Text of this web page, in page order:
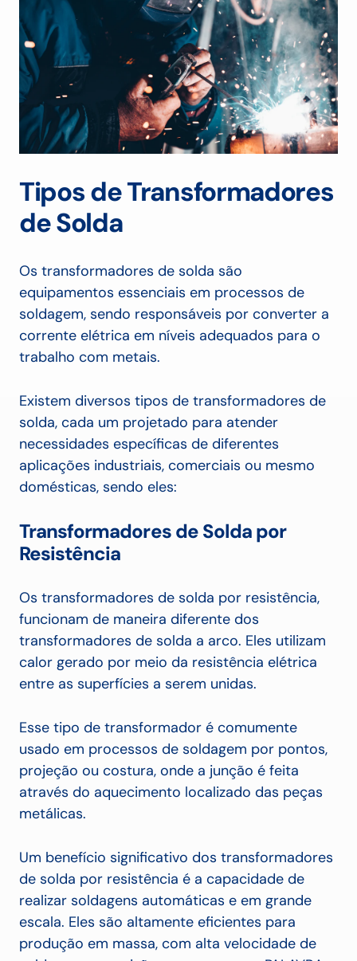
Tipos de Transformadores
de Solda
Os transformadores de solda são
equipamentos essenciais em processos de
soldagem, sendo responsáveis por converter a
corrente elétrica em níveis adequados para o
trabalho com metais.
Existem diversos tipos de transformadores de
solda, cada um projetado para atender
necessidades específicas de diferentes
aplicações industriais, comerciais ou mesmo
domésticas, sendo eles:
Transformadores de Solda por
Resistência
Os transformadores de solda por resistência,
funcionam de maneira diferente dos
transformadores de solda a arco. Eles utilizam
calor gerado por meio da resistência elétrica
entre as superfícies a serem unidas.
Esse tipo de transformador é comumente
usado em processos de soldagem por pontos,
projeção ou costura, onde a junção é feita
através do aquecimento localizado das peças
metálicas.
Um benefício significativo dos transformadores
de solda por resistência é a capacidade de
realizar soldagens automáticas e em grande
escala. Eles são altamente eficientes para
produção em massa, com alta velocidade de